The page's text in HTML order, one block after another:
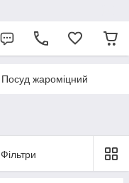
Посуд жароміцний
Фільтри